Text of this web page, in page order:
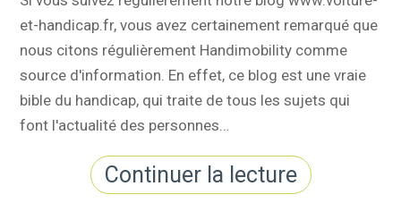
et-handicap.fr, vous avez certainement remarqué que
nous citons régulièrement Handimobility comme
source d'information. En effet, ce blog est une vraie
bible du handicap, qui traite de tous les sujets qui
font l'actualité des personnes…
Continuer la lecture